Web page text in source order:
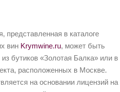
представленная в каталоге
вин Krymwine.ru, может быть
бутиков «Золотая Балка» или в
расположенных в Москве.
на основании лицензий на